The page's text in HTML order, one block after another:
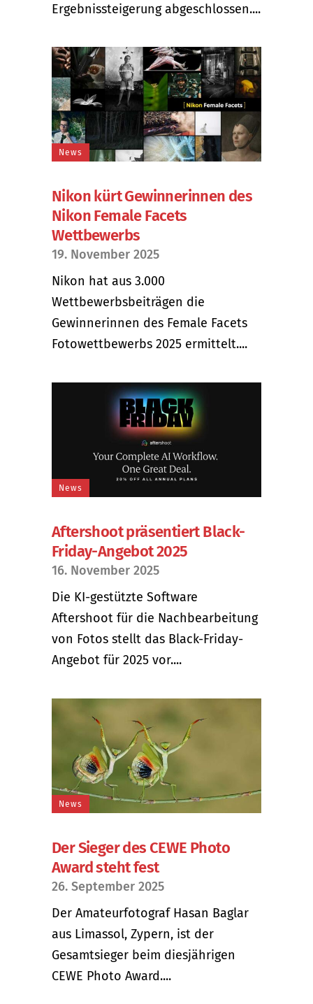
Ergebnissteigerung abgeschlossen....
News
Nikon kürt Gewinnerinnen des
Nikon Female Facets
Wettbewerbs
19. November 2025
Nikon hat aus 3.000
Wettbewerbsbeiträgen die
Gewinnerinnen des Female Facets
Fotowettbewerbs 2025 ermittelt....
News
Aftershoot präsentiert Black-
Friday-Angebot 2025
16. November 2025
Die KI-gestützte Software
Aftershoot für die Nachbearbeitung
von Fotos stellt das Black-Friday-
Angebot für 2025 vor....
News
Der Sieger des CEWE Photo
Award steht fest
26. September 2025
Der Amateurfotograf Hasan Baglar
aus Limassol, Zypern, ist der
Gesamtsieger beim diesjährigen
CEWE Photo Award....